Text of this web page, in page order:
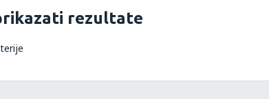
rezultate